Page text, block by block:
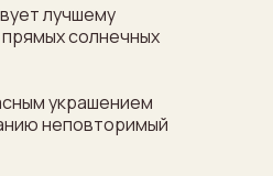
лучшему
солнечных
украшением
неповторимый